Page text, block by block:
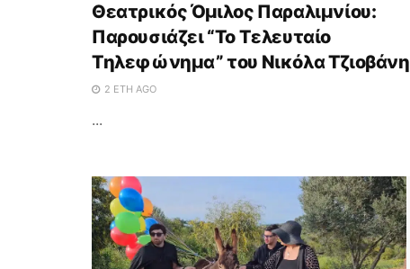
Θεατρικός Όμιλος Παραλιμνίου:
Παρουσιάζει “Το Τελευταίο
Τηλεφώνημα” του Νικόλα Τζιοβάνη
2 ΈΤΗ AGO
...